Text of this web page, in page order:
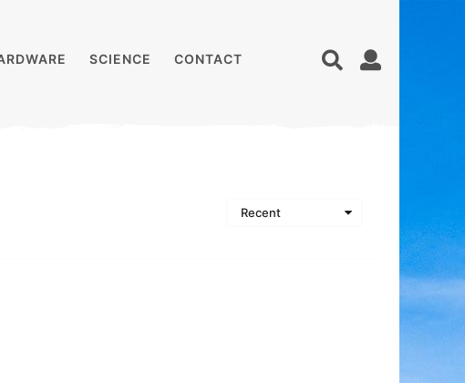
SCIENCE CONTACT
Recent